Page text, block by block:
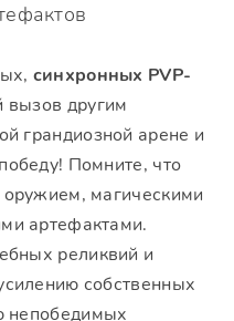
синхронных PVP-
вызов другим
грандиозной арене и
Помните, что
магическими
артефактами.
реликвий и
собственных
непобедимых